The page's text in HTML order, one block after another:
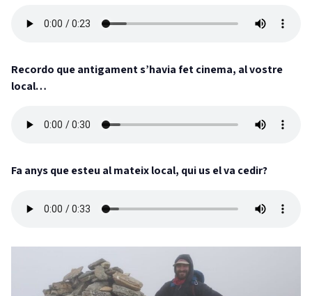
Recordo que antigament s’havia fet cinema, al vostre
local…
Fa anys que esteu al mateix local, qui us el va cedir?